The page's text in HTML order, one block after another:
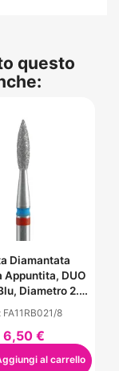
questo
Diamantata
Appuntita, DUO
Diametro 2.1
FA11RB021/8
6,50 €
al carrello